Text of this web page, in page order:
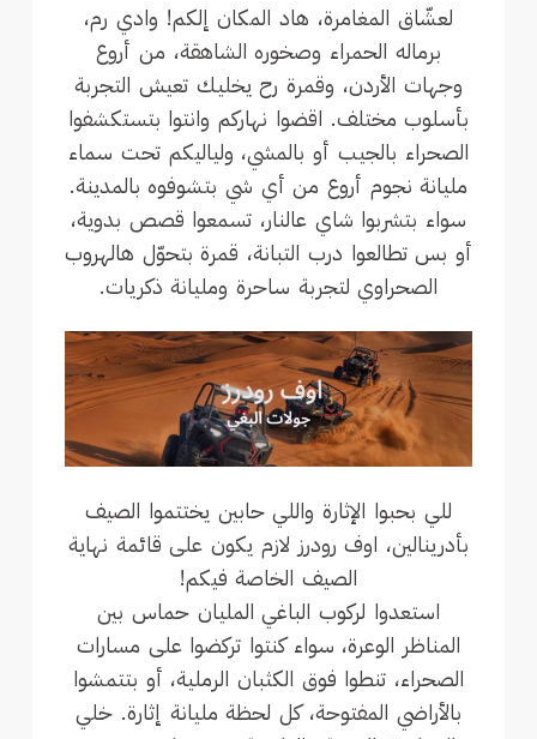
لعشّاق المغامرة، هاد المكان إلكم! وادي رم،
برماله الحمراء وصخوره الشاهقة، من أروع
وجهات الأردن، وقمرة رح يخليك تعيش التجربة
بأسلوب مختلف. اقضوا نهاركم وانتوا بتستكشفوا
الصحراء بالجيب أو بالمشي، ولياليكم تحت سماء
مليانة نجوم أروع من أي شي بتشوفوه بالمدينة.
سواء بتشربوا شاي عالنار، تسمعوا قصص بدوية،
أو بس تطالعوا درب التبانة، قمرة بتحوّل هالهروب
الصحراوي لتجربة ساحرة ومليانة ذكريات.
للي بحبوا الإثارة واللي حابين يختتموا الصيف
بأدرينالين، اوف رودرز لازم يكون على قائمة نهاية
الصيف الخاصة فيكم!
استعدوا لركوب الباغي المليان حماس بين
المناظر الوعرة، سواء كنتوا تركضوا على مسارات
الصحراء، تنطوا فوق الكثبان الرملية، أو بتتمشوا
بالأراضي المفتوحة، كل لحظة مليانة إثارة. خلي